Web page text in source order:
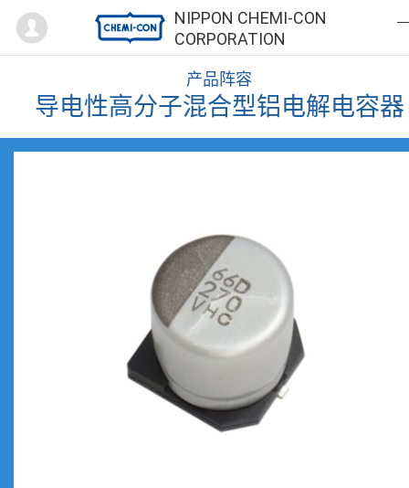
NIPPON CHEMI-CON
CORPORATION
Mypage
产品阵容
导电性高分子混合型铝电解电容器